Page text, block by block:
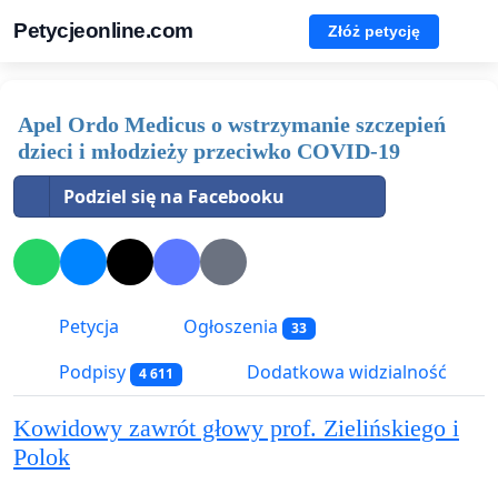
Petycjeonline.com Złóż petycję
Apel Ordo Medicus o wstrzymanie szczepień
dzieci i młodzieży przeciwko COVID-19
Podziel się na Facebooku
Petycja Ogłoszenia 33
Podpisy 4 611 Dodatkowa widzialność
Kowidowy zawrót głowy prof. Zielińskiego i
Polok